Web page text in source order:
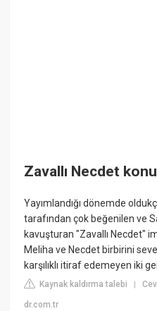
Zavallı Necdet
Yayımlandığı dönemde
tarafından çok beğenilen ve
kavuşturan "Zavallı Necdet"
Meliha ve Necdet birbirini
karşılıklı itiraf edemeyen iki
Kaynak kaldırma talebi |
dr.com.tr